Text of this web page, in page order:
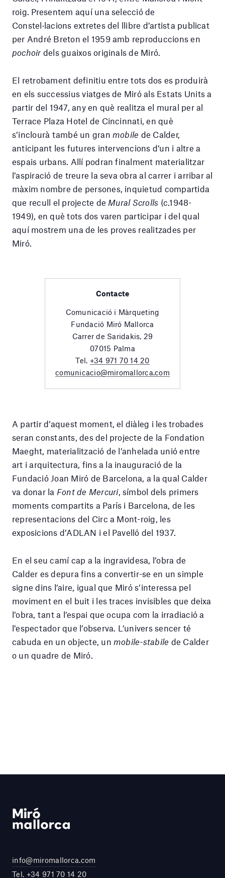
roig. Presentem aquí una selecció de
Constel·lacions extretes del llibre d’artista publicat
per André Breton el 1959 amb reproduccions en
pochoirdels guaixos originals de Miró.
El retrobament definitiu entre tots dos es produirà
en els successius viatges de Miró als Estats Units a
partir del 1947, any en què realitza el mural per al
Terrace Plaza Hotel de Cincinnati, en què
s’inclourà també un gran mobile de Calder,
anticipant les futures intervencions d’un i altre a
espais urbans. Allí podran finalment materialitzar
l’aspiració de treure la seva obra al carrer i arribar al
màxim nombre de persones, inquietud compartida
que recull el projecte de Mural Scrolls (c.1948-
1949), en què tots dos varen participar i del qual
aquí mostrem una de les proves realitzades per
Miró.
Contacte
Comunicació i Màrqueting
Fundació Miró Mallorca
Carrer de Saridakis, 29
07015 Palma
Tel. +34 971 70 14 20
comunicacio@miromallorca.com
A partir d’aquest moment, el diàleg i les trobades
seran constants, des del projecte de la Fondation
Maeght, materialització de l’anhelada unió entre
art i arquitectura, fins a la inauguració de la
Fundació Joan Miró de Barcelona, a la qual Calder
va donar la Font de Mercuri, símbol dels primers
moments compartits a París i Barcelona, de les
representacions del Circ a Mont-roig, les
exposicions d’ADLAN i el Pavelló del 1937.
En el seu camí cap a la ingravidesa, l’obra de
Calder es depura fins a convertir-se en un simple
signe dins l’aire, igual que Miró s’interessa pel
moviment en el buit i les traces invisibles que deixa
l’obra, tant a l’espai que ocupa com la irradiació a
l’espectador que l’observa. L’univers sencer té
cabuda en un objecte, un mobile-stabile de Calder
o un quadre de Miró.
info@miromallorca.com
Tel. +34 971 70 14 20